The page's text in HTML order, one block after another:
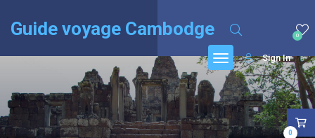
Guide voyage Cambodge 0
Sign In
0